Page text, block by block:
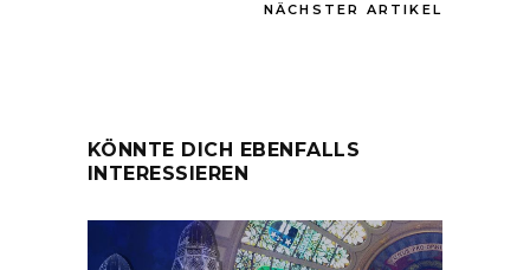
NÄCHSTER ARTIKEL
KÖNNTE DICH EBENFALLS
INTERESSIEREN